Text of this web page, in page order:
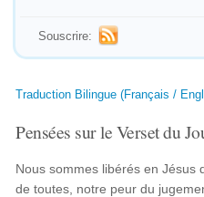
Souscrire:
Traduction Bilingue (Français /
Pensées sur le Verset du
Nous sommes libérés en Jésus
de toutes, notre peur du